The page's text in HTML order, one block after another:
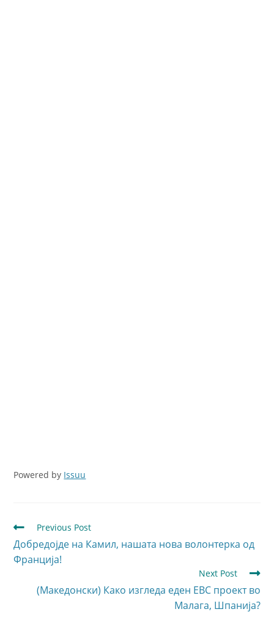
Powered by Issuu
Previous Post
Добредојде на Камил, нашата нова волонтерка од
Франција!
Next Post
(Македонски) Како изгледа еден ЕВС проект во
Малага, Шпанија?